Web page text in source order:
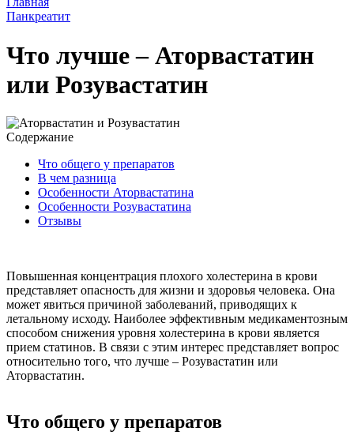
Панкреатит
Что лучше – Аторвастатин
или Розувастатин
Содержание
Что общего у препаратов
В чем разница
Особенности Аторвастатина
Особенности Розувастатина
Отзывы
Повышенная концентрация плохого холестерина в крови
представляет опасность для жизни и здоровья человека. Она
может явиться причиной заболеваний, приводящих к
летальному исходу. Наиболее эффективным медикаментозным
способом снижения уровня холестерина в крови является
прием статинов. В связи с этим интерес представляет вопрос
относительно того, что лучше – Розувастатин или
Аторвастатин.
Что общего у препаратов